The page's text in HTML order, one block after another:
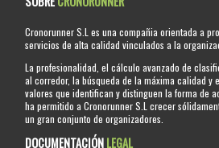
Cronorunner S.L es una compañia orientada a
servicios de alta calidad vinculados a la
La profesionalidad, el cálculo avanzado de
al corredor, la búsqueda de la máxima calidad y
valores que identifican y distinguen la forma de
ha permitido a Cronorunner S.L crecer
un gran conjunto de organizadores.
DOCUMENTACIÓNLEGAL